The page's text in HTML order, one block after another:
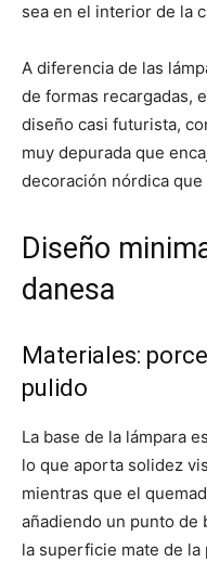
sea en el interior de la
A diferencia de las
de formas recargadas,
diseño casi futurista,
muy depurada que
decoración nórdica
Diseño
danesa
Materiales:
pulido
La base de la lámpara
lo que aporta solidez
mientras que el
añadiendo un punto de
la superficie mate de la